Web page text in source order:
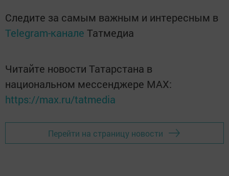
Следите за самым важным и интересным в
Telegram-канале Татмедиа
Читайте новости Татарстана в
национальном мессенджере MАХ:
https://max.ru/tatmedia
Перейти на страницу новости